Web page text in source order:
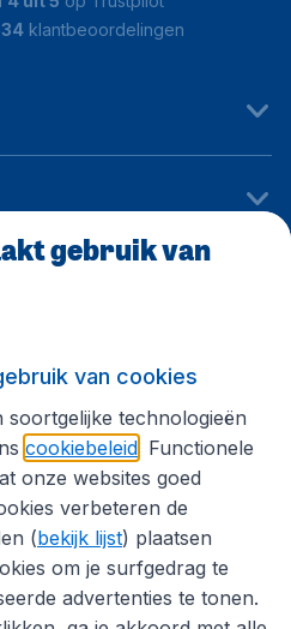
klantbeoordelingen
gebruik van
van cookies
technologieën
cookiebeleid . Functionele
onze websites goed
verbeteren de
(bekijk lijst) plaatsen
om je surfgedrag te
advertenties te tonen.